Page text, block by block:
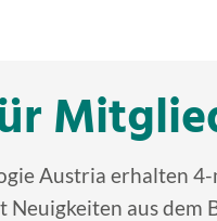
Austria erhalten
aus dem